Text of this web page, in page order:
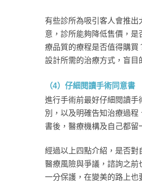
有些診所為吸引客人會推
意，診所能夠降低售價，
療品質的療程是否值得購買
設計所需的治療方式，盲目
（4）仔細閱讀手術同意書
進行手術前最好仔細閱讀
別，以及明確告知治療過
書後，醫療機構及自己都留
經過以上四點介紹，是否對
醫療風險與爭議，諮詢之前
一分保護，在變美的路上也